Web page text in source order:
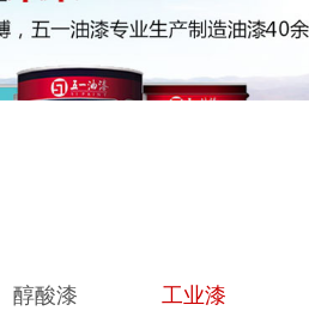
醇酸漆 工业漆